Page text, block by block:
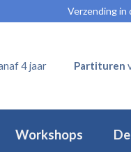
Verzending in
4 jaar Partituren
Workshops